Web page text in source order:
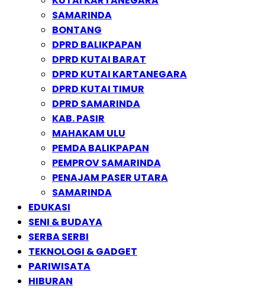
SAMARINDA
BONTANG
DPRD BALIKPAPAN
DPRD KUTAI BARAT
DPRD KUTAI KARTANEGARA
DPRD KUTAI TIMUR
DPRD SAMARINDA
KAB. PASIR
MAHAKAM ULU
PEMDA BALIKPAPAN
PEMPROV SAMARINDA
PENAJAM PASER UTARA
SAMARINDA
EDUKASI
SENI & BUDAYA
SERBA SERBI
TEKNOLOGI & GADGET
PARIWISATA
HIBURAN